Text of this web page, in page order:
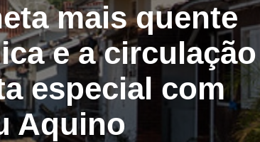
mais quente
e a circulação
especial com
Aquino